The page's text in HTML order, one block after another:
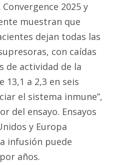
2025 y
muestran que
dejan todas las
con caídas
de actividad de la
13,1 a 2,3 en seis
el sistema inmune”,
del ensayo. Ensayos
y Europa
infusión puede
años.